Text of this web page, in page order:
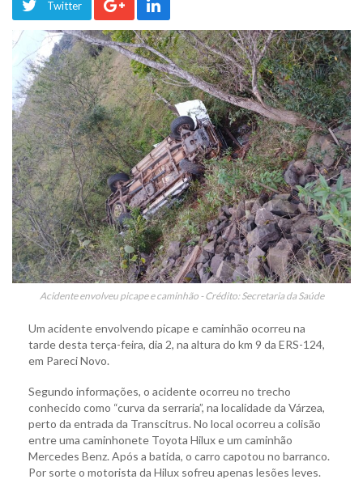
Twitter
Acidente envolveu picape e caminhão - Crédito: Secretaria da Saúde
Um acidente envolvendo picape e caminhão ocorreu na
tarde desta terça-feira, dia 2, na altura do km 9 da ERS-124,
em Pareci Novo.
Segundo informações, o acidente ocorreu no trecho
conhecido como “curva da serraria”, na localidade da Várzea,
perto da entrada da Transcitrus. No local ocorreu a colisão
entre uma caminhonete Toyota Hilux e um caminhão
Mercedes Benz. Após a batida, o carro capotou no barranco.
Por sorte o motorista da Hilux sofreu apenas lesões leves.